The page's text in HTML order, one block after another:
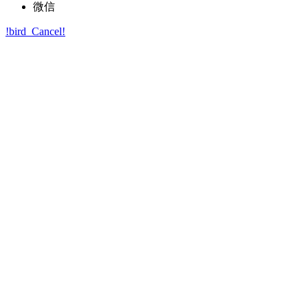
微信
!bird_Cancel!